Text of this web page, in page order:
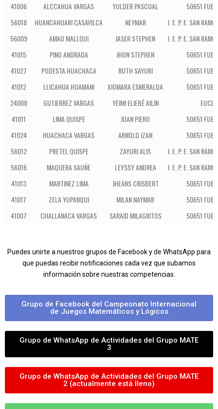
41006
ALCCAHUA VARGAS YULDER PASCUAL
50651
56018
HUANCAHUARI CASAVILCA NEYMAR
I. E. P. E. SAN
56009
AMAO MALLQUI JASER STEPHEN
I. E. P. E. SAN
41015
PINO ANDRADA JHON STEPHEN
50651
41027
PODESTA HUACHACA RUTH SAYURI
50651
41012
LLICAHUA HUAMANI XIOMARA ESMERALDA
50651
24008
GUTIERREZ VARGAS YEIMI ELIEBÉ AILIN
41011
LIMA QUISPE JUAN PIERO
50651
41024
HUACHACA VARGAS ARNOLD IZAN
50651
56012
PRETEL QUISPE ZAYURI ALIS
I. E. P. E. SAN
56016
MAQUERA SAUÑE LEYSSY ANDREA
I. E. P. E. SAN
41013
MARTINEZ LIMA JHEANS CRISBERT
50651
41017
ZELA YUPANQUI MILAN NAYMAR
50651
41007
CHALLANACA VARGAS SARAID MILAGRITOS 50651
Puedes unirte a nuestros grupos de Facebook y de WhatsApp para
que puedas recibir notificaciones cada vez que subamos
información sobre nuestras competencias.
Grupo de Facebook del Campeonato Internacional
de Juegos Matemáticos y Lógicos
Grupo de WhatsApp de Actividades del Grupo MATE
3
Grupo de WhatsApp de Actividades del Grupo MATE
2 (actualmente está lleno)